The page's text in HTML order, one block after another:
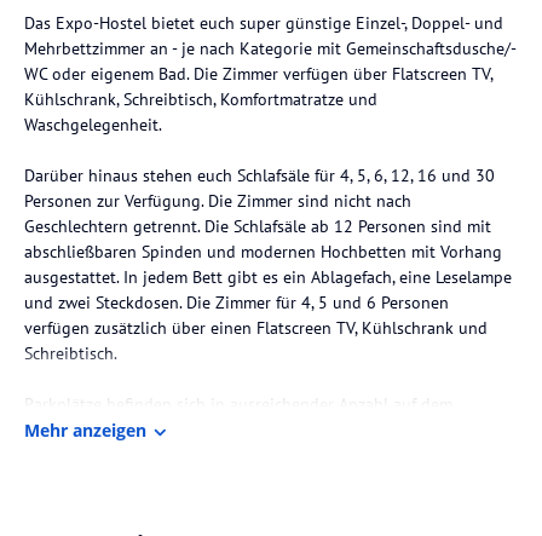
Das Expo-Hostel bietet euch super günstige Einzel-, Doppel- und
Mehrbettzimmer an - je nach Kategorie mit Gemeinschaftsdusche/-
WC oder eigenem Bad. Die Zimmer verfügen über Flatscreen TV,
Kühlschrank, Schreibtisch, Komfortmatratze und
Waschgelegenheit.
Darüber hinaus stehen euch Schlafsäle für 4, 5, 6, 12, 16 und 30
Personen zur Verfügung. Die Zimmer sind nicht nach
Geschlechtern getrennt. Die Schlafsäle ab 12 Personen sind mit
abschließbaren Spinden und modernen Hochbetten mit Vorhang
ausgestattet. In jedem Bett gibt es ein Ablagefach, eine Leselampe
und zwei Steckdosen. Die Zimmer für 4, 5 und 6 Personen
verfügen zusätzlich über einen Flatscreen TV, Kühlschrank und
Schreibtisch.
Parkplätze befinden sich in ausreichender Anzahl auf dem
Gelände, die Rezeption ist rund um die Uhr geöffnet. Fürs leibliche
Frühstücksbuffet an. Bettwäsche und Handtuch werden gestellt.
Mehr anzeigen